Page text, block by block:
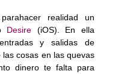
realidad un
Desire (iOS). En ella
y salidas de
cosas en las quevas
dinero te falta para